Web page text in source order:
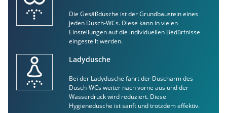
Die Gesäßdusche ist der Grundbaustein eines
jeden Dusch-WCs. Diese kann in vielen
Einstellungen auf die individuellen Bedürfnisse
eingestellt werden.
Ladydusche
Bei der Ladydusche fährt der Duscharm des
Dusch-WCs weiter nach vorne aus und der
Wasserdruck wird reduziert. Diese
Hygienedusche ist sanft und trotzdem effektiv.